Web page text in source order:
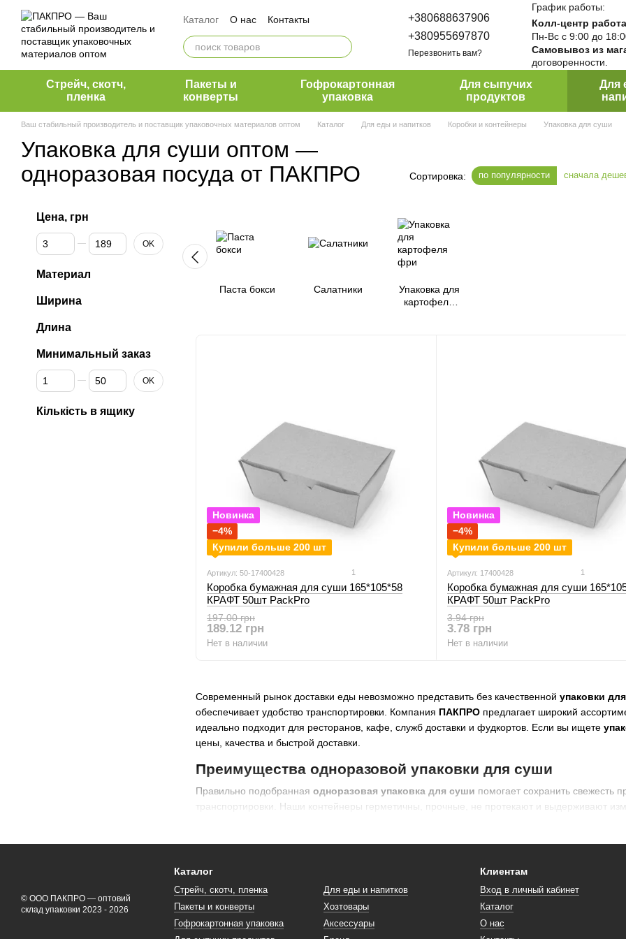
Перейти к основному контенту
Каталог О нас
Контакты
Оплата и доставка
Обмен и возврат
Блог ПакПро
Наши клиенты
+380688637906
+380955697870
Перезвонить вам?
График работы:
Колл-центр
Пн-Вс с 9:00 до
Самовывоз из
договоренности.
Стрейч, скотч,
пленка
Пакеты и
конверты
Гофрокартонная
упаковка
Для сыпучих
продуктов
Для
Ваш стабильный производитель и поставщик упаковочных материалов оптом Каталог Для еды и напитков Коробки и контейнеры Упаковка для суши
Упаковка для суши оптом —
одноразовая посуда от ПАКПРО
Сортировка: по популярности сначала
Паста бокси Салатники
Упаковка для
картофеля
Современный рынок доставки еды невозможно представить без качественной упаковки
обеспечивает удобство транспортировки. Компания ПАКПРО предлагает широкий
идеально подходит для ресторанов, кафе, служб доставки и фудкортов. Если вы ищете
цены, качества и быстрой доставки.
Преимущества одноразовой упаковки для суши
Правильно подобранная одноразовая упаковка для суши помогает сохранить свежесть
транспортировки. Наши контейнеры герметичны, прочные, не протекают и выдерживают
✅ Надежная фиксация крышки для безопасной перевозки;
✅ Экологичные крафтовые боксы для суши;
✅ Большой выбор размеров и форм — от индивидуальных до больших сетов;
✅ Выгодные цены при покупкеупаковки для суши оптом.
Новинка
−4%
Купили больше 200 шт
Артикул: 50-17400428 1
Коробка бумажная для суши 165*105*58
КРАФТ 50шт PackPro
197.00 грн
189.12 грн
Нет в наличии
Новинка
−4%
Купили больше 200 шт
Артикул: 17400428 1
Коробка бумажная для суши
КРАФТ 50шт PackPro
3.94 грн
3.78 грн
Нет в наличии
Цена, грн
От Цена, грн
До Цена, грн OK
Материал
Ширина
Длина
Минимальный заказ
От Минимальный заказ
До Минимальный заказ OK
Кількість в ящику
© ООО ПАКПРО — оптовий
склад упаковки 2023 - 2026
Каталог
Стрейч, скотч, пленка
Пакеты и конверты
Гофрокартонная упаковка
Для еды и напитков
Хозтовары
Аксессуары
Клиентам
Вход в личный кабинет
Каталог
О нас